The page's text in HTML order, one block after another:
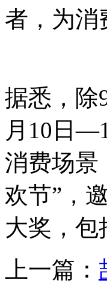
者，为消
据悉，除
月10日
消费场景
欢节”，
大奖，包
上一篇：